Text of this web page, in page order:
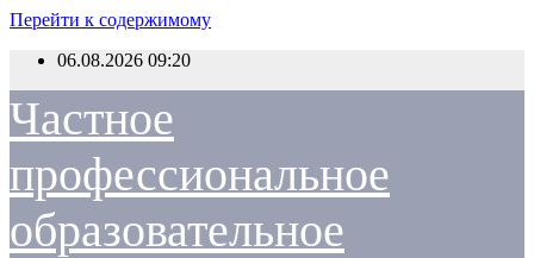
Перейти к содержимому
06.08.2026 09:20
Частное
профессиональное
образовательное